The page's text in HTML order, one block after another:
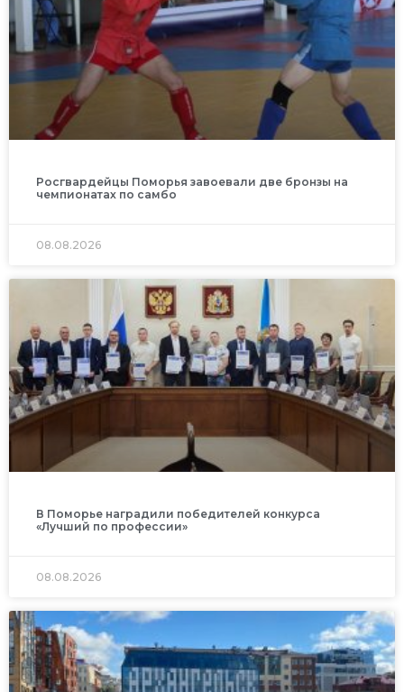
Росгвардейцы Поморья завоевали две бронзы на
чемпионатах по самбо
08.08.2026
В Поморье наградили победителей конкурса
«Лучший по профессии»
08.08.2026